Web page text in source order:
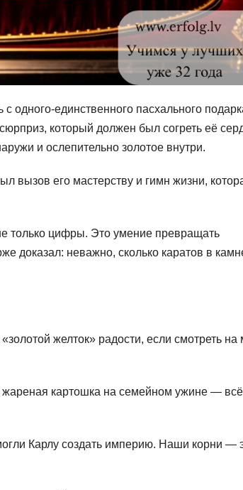
одного-единственного пасхального
который должен был согреть её
и ослепительно золотое внутри.
вызов его мастерству и гимн жизни,
только цифры. Это умение превращать
доказал: неважно, сколько каратов в
желток» радости, если смотреть на
жареная картошка на семейном ужине —
Карлу создать империю. Наши корни —